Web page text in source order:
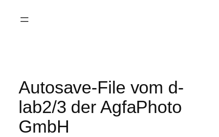
Autosave-File vom d-
lab2/3 der AgfaPhoto
GmbH